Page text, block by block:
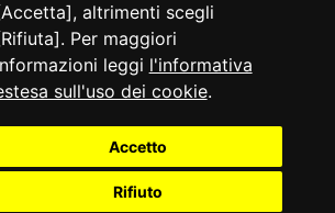
altrimenti scegli
Per maggiori
leggi l'informativa
sull'uso dei cookie.
Accetto
Rifiuto